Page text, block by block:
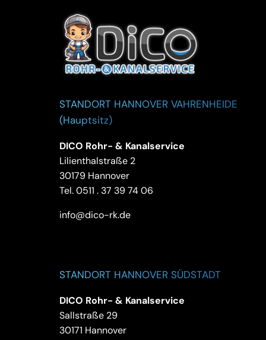
STANDORT HANNOVER VAHRENHEIDE
(Hauptsitz)
DICO Rohr- & Kanalservice
Lilienthalstraße 2
30179 Hannover
Tel.0511 . 37 39 74 06
info@dico-rk.de
STANDORT HANNOVER SÜDSTADT
DICO Rohr- & Kanalservice
Sallstraße 29
30171 Hannover